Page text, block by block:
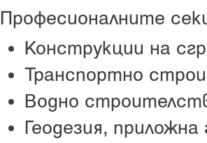
Професионалните
Конструкции на
Транспортно
Водно
Геодезия, приложна